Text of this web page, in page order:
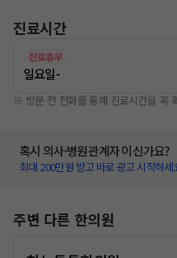
진료시간
진료휴무
일요일-
※ 방문 전 전화를 통해 진료시간을 꼭
혹시 의사·병원관계자 이신가요?
최대 200만원 받고 바로 광고 시작하세
주변 다른 한의원